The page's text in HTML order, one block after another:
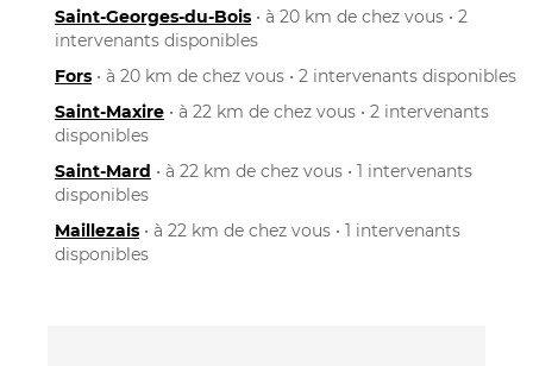
Saint-Georges-du-Bois • à 20 km de chez vous • 2
intervenants disponibles
Fors • à 20 km de chez vous • 2 intervenants disponibles
Saint-Maxire • à 22 km de chez vous • 2 intervenants
disponibles
Saint-Mard • à 22 km de chez vous • 1 intervenants
disponibles
Maillezais • à 22 km de chez vous • 1 intervenants
disponibles